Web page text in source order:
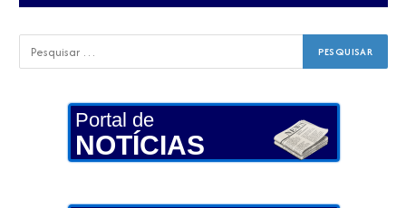
Portal de
NOTÍCIAS